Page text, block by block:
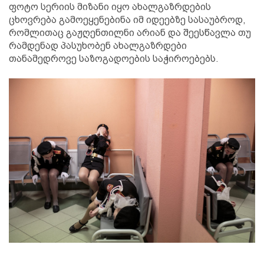
ფოტო სერიის მიზანი იყო ახალგაზრდების
ცხოვრება გამოეყენებინა იმ იდეებზე სასაუბროდ,
რომლითაც გაჟღენთილნი არიან და შეესწავლა თუ
რამდენად პასუხობენ ახალგაზრდები
თანამედროვე საზოგადოების საჭიროებებს.